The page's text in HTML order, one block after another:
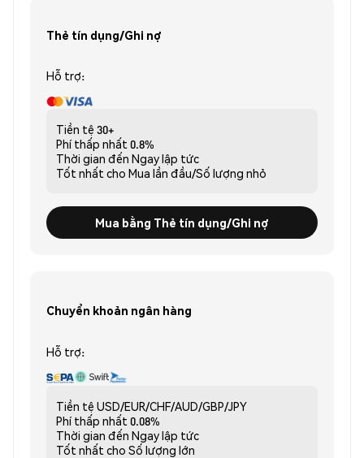
Thẻ tín dụng/Ghi nợ
Hỗ trợ:
Tiền tệ 30+
Phí thấp nhất 0.8%
Thời gian đến Ngay lập tức
Tốt nhất cho Mua lần đầu/Số lượng nhỏ
Mua bằng Thẻ tín dụng/Ghi nợ
Chuyển khoản ngân hàng
Hỗ trợ:
Tiền tệ USD/EUR/CHF/AUD/GBP/JPY
Phí thấp nhất 0.08%
Thời gian đến Ngay lập tức
Tốt nhất cho Số lượng lớn